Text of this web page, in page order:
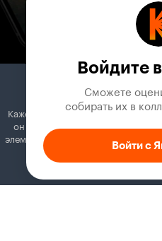
Войдите
Сможете
собирать их в
Войти с
Кажется, вы используете
он может отключать постеры,
элементы. Добавьте Кинопоиск в
Как это